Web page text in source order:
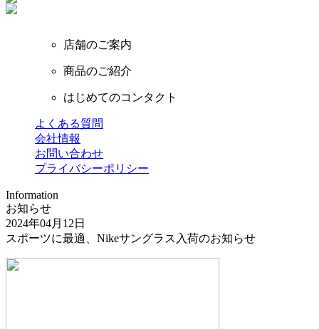
店舗のご案内
商品のご紹介
はじめてのコンタクト
よくある質問
会社情報
お問い合わせ
プライバシーポリシー
Information
お知らせ
2024年04月12日
スポーツに最適、Nikeサングラス入荷のお知らせ